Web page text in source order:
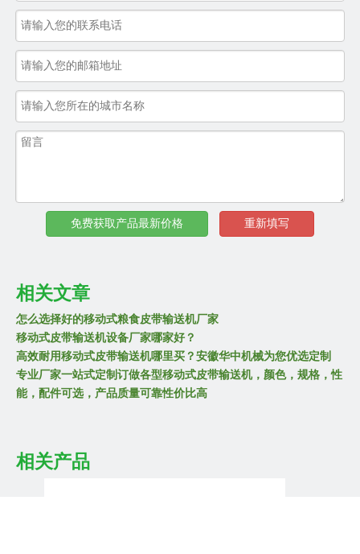
普通型皮带输送
机配电箱
带计包器的配电
防爆电气配电箱
免费获取产品最新价格 重新填写
相关文章
怎么选择好的移动式粮食皮带输送机厂家
移动式皮带输送机设备厂家哪家好？
高效耐用移动式皮带输送机哪里买？安徽华中机械为您优选定制
专业厂家一站式定制订做各型移动式皮带输送机，颜色，规格，性
能，配件可选，产品质量可靠性价比高
相关产品